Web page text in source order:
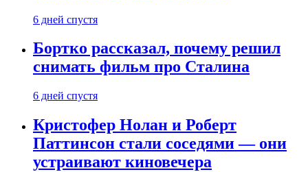
6 дней спустя
Бортко рассказал, почему решил
снимать фильм про Сталина
6 дней спустя
Кристофер Нолан и Роберт
Паттинсон стали соседями — они
устраивают киновечера